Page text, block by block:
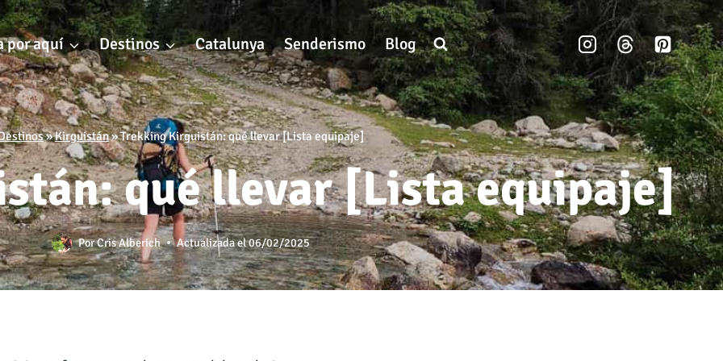
por aquí Destinos Catalunya Senderismo Blog
»Kirguistán»Trekking Kirguistán: qué llevar [Lista equipaje]
qué llevar [Lista equipaje]
PorCris Alberich Actualizada el06/02/2025